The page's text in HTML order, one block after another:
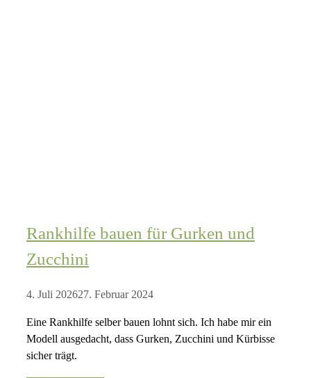
Rankhilfe bauen für Gurken und
Zucchini
4. Juli 202627. Februar 2024
Eine Rankhilfe selber bauen lohnt sich. Ich habe mir ein
Modell ausgedacht, dass Gurken, Zucchini und Kürbisse
sicher trägt.